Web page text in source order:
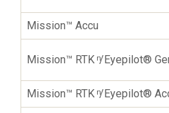
Mission™ Accu
Mission™ RTK n/Eyepilot®
Mission™ RTK n/Eyepilot®